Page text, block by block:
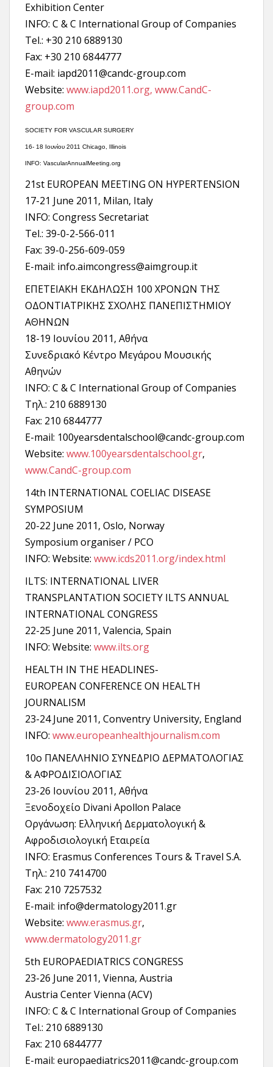
Exhibition Center
INFO: C & C International Group of Companies
Τel.: +30 210 6889130
Fax: +30 210 6844777
E-mail: iapd2011@candc-group.com
Website: www.iapd2011.org, www.CandC-
group.com
SOCIETY FOR VASCULAR SURGERY
16- 18 Ιουνίου 2011 Chicago, Illinois
INFO: VascularAnnualMeeting.org
21st EUROPEAN MEETING ON HYPERTENSION
17-21 June 2011, Milan, Italy
INFO: Congress Secretariat
Tel.: 39-0-2-566-011
Fax: 39-0-256-609-059
E-mail: info.aimcongress@aimgroup.it
ΕΠΕΤΕΙΑΚΗ ΕΚΔΗΛΩΣΗ 100 ΧΡΟΝΩΝ ΤΗΣ
ΟΔΟΝΤΙΑΤΡΙΚΗΣ ΣΧΟΛΗΣ ΠΑΝΕΠΙΣΤΗΜΙΟΥ
ΑΘΗΝΩΝ
18-19 Ιουνίου 2011, Αθήνα
Συνεδριακό Κέντρο Μεγάρου Μουσικής
Αθηνών
INFO: C & C International Group of Companies
Τηλ.: 210 6889130
Fax: 210 6844777
E-mail: 100yearsdentalschool@candc-group.com
Website: www.100yearsdentalschool.gr,
www.CandC-group.com
14th INTERNATIONAL COELIAC DISEASE
SYMPOSIUM
20-22 June 2011, Oslo, Norway
Symposium organiser / PCO
INFO: Website: www.icds2011.org/index.html
ILTS: INTERNATIONAL LIVER
TRANSPLANTATION SOCIETY ILTS ANNUAL
INTERNATIONAL CONGRESS
22-25 June 2011, Valencia, Spain
INFO: Website: www.ilts.org
HEALTH IN THE HEADLINES-
EUROPEAN CONFERENCE ON HEALTH
JOURNALISM
23-24 June 2011, Conventry University, England
INFO: www.europeanhealthjournalism.com
10o ΠΑΝΕΛΛΗΝΙΟ ΣΥΝΕΔΡΙΟ ΔΕΡΜΑΤΟΛΟΓΙΑΣ
& ΑΦΡΟΔΙΣΙΟΛΟΓΙΑΣ
23-26 Ιουνίου 2011, Αθήνα
Ξενοδοχείο Divani Apollon Palace
Οργάνωση: Ελληνική Δερματολογική &
Αφροδισιολογική Εταιρεία
INFO: Erasmus Conferences Tours & Travel S.A.
Τηλ.: 210 7414700
Fax: 210 7257532
E-mail: info@dermatology2011.gr
Website: www.erasmus.gr,
www.dermatology2011.gr
5th EUROPAEDIATRICS CONGRESS
23-26 June 2011, Vienna, Austria
Austria Center Vienna (ACV)
INFO: C & C International Group of Companies
Τel.: 210 6889130
Fax: 210 6844777
E-mail: europaediatrics2011@candc-group.com